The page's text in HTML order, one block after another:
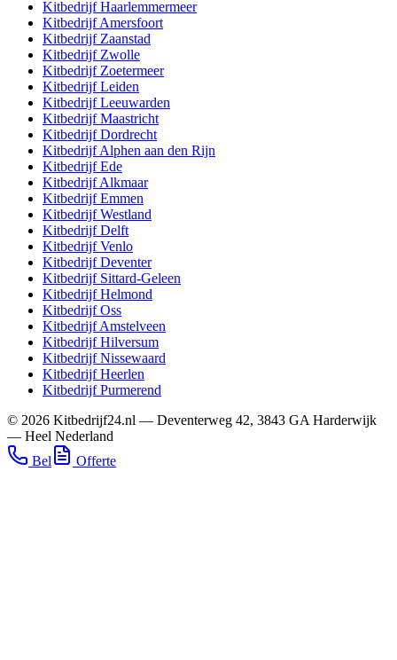
KitbedrijfHaarlemmermeer
KitbedrijfAmersfoort
Kitbedrijf Zaanstad
Kitbedrijf Zwolle
Kitbedrijf Zoetermeer
KitbedrijfLeiden
KitbedrijfLeeuwarden
KitbedrijfMaastricht
KitbedrijfDordrecht
KitbedrijfAlphen aan den Rijn
KitbedrijfEde
KitbedrijfAlkmaar
KitbedrijfEmmen
KitbedrijfWestland
KitbedrijfDelft
KitbedrijfVenlo
KitbedrijfDeventer
Kitbedrijf Sittard-Geleen
KitbedrijfHelmond
KitbedrijfOss
KitbedrijfAmstelveen
KitbedrijfHilversum
KitbedrijfNissewaard
KitbedrijfHeerlen
KitbedrijfPurmerend
© 2026 Kitbedrijf24.nl — Deventerweg 42, 3843 GA Harderwijk
— Heel Nederland
Bel
Offerte